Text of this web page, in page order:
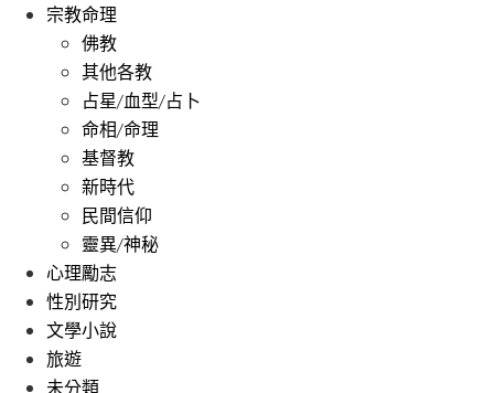
宗教命理
佛教
其他各教
占星/血型/占卜
命相/命理
基督教
新時代
民間信仰
靈異/神秘
心理勵志
性別研究
文學小說
旅遊
未分類